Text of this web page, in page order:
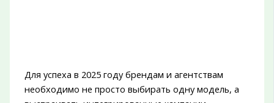
Для успеха в 2025 году брендам и агентствам
необходимо не просто выбирать одну модель, а